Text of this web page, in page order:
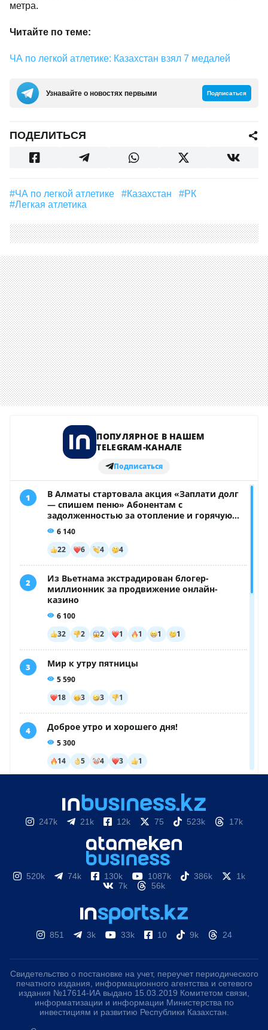
метра.
Читайте по теме:
ЧА по легкой атлетике: Казахстан взял 7 медалей
Узнавайте о новостях первыми Подписаться
ПОДЕЛИТЬСЯ
#ЧА по легкой атлетике #Казахстан
#РК
#легкая атлетика
247k 21k 12k 75 523k 17k
520k 74k 130k 1087k 386k
1k
7k
56k
851 3k 33k 10 9k 24
Свидетельство о постановке на учет, переучет периодического
печатного издания, информационного агентства и сетевого
издания №17614-ИА выдано 15.03.2019 Комитетом связи,
информатизации и информации Министерства по
инвестициям и развитию Республики Казахстан.